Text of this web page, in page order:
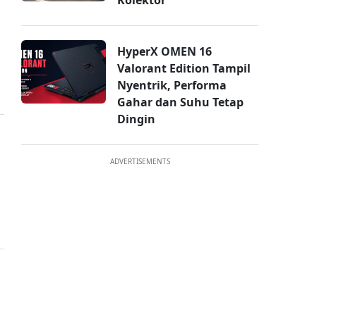
HyperX OMEN 16
Valorant Edition Tampil
Nyentrik, Performa
Gahar dan Suhu Tetap
Dingin
ADVERTISEMENTS